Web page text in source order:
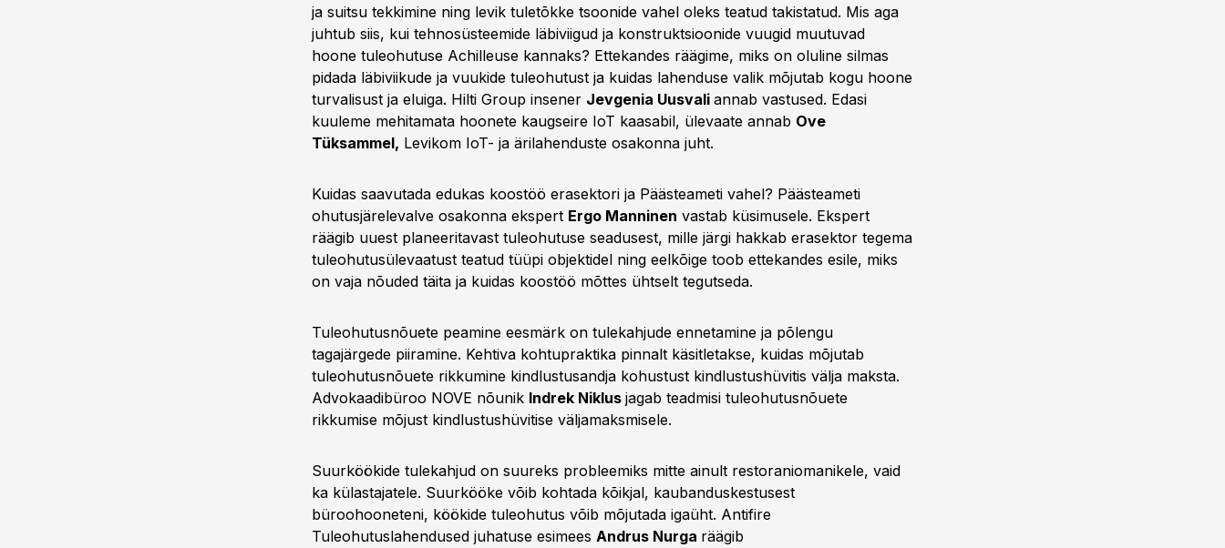
ja suitsu tekkimine ning levik tuletõkke tsoonide vahel oleks teatud takistatud. Mis aga
juhtub siis, kui tehnosüsteemide läbiviigud ja konstruktsioonide vuugid muutuvad
hoone tuleohutuse Achilleuse kannaks? Ettekandes räägime, miks on oluline silmas
pidada läbiviikude ja vuukide tuleohutust ja kuidas lahenduse valik mõjutab kogu hoone
turvalisust ja eluiga. Hilti Group insener Jevgenia Uusvali annab vastused. Edasi
kuuleme mehitamata hoonete kaugseire IoT kaasabil, ülevaate annab Ove
Tüksammel, Levikom IoT- ja ärilahenduste osakonna juht.
Kuidas saavutada edukas koostöö erasektori ja Päästeameti vahel? Päästeameti
ohutusjärelevalve osakonna ekspert Ergo Manninen vastab küsimusele. Ekspert
räägib uuest planeeritavast tuleohutuse seadusest, mille järgi hakkab erasektor tegema
tuleohutusülevaatust teatud tüüpi objektidel ning eelkõige toob ettekandes esile, miks
on vaja nõuded täita ja kuidas koostöö mõttes ühtselt tegutseda.
Tuleohutusnõuete peamine eesmärk on tulekahjude ennetamine ja põlengu
tagajärgede piiramine. Kehtiva kohtupraktika pinnalt käsitletakse, kuidas mõjutab
tuleohutusnõuete rikkumine kindlustusandja kohustust kindlustushüvitis välja maksta.
Advokaadibüroo NOVE nõunik Indrek Niklus jagab teadmisi tuleohutusnõuete
rikkumise mõjust kindlustushüvitise väljamaksmisele.
Suurköökide tulekahjud on suureks probleemiks mitte ainult restoraniomanikele, vaid
ka külastajatele. Suurkööke võib kohtada kõikjal, kaubanduskestusest
büroohooneteni, köökide tuleohutus võib mõjutada igaüht. Antifire
Tuleohutuslahendused juhatuse esimees Andrus Nurga räägib